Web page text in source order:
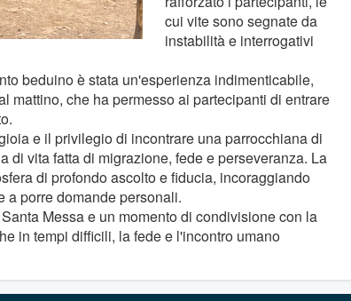
cui vite sono segnate da
instabilità e interrogativi
beduino è stata un'esperienza indimenticabile,
mattino, che ha permesso ai partecipanti di entrare
e il privilegio di incontrare una parrocchiana di
di vita fatta di migrazione, fede e perseveranza. La
di profondo ascolto e fiducia, incoraggiando
a porre domande personali.
Messa e un momento di condivisione con la
in tempi difficili, la fede e l'incontro umano